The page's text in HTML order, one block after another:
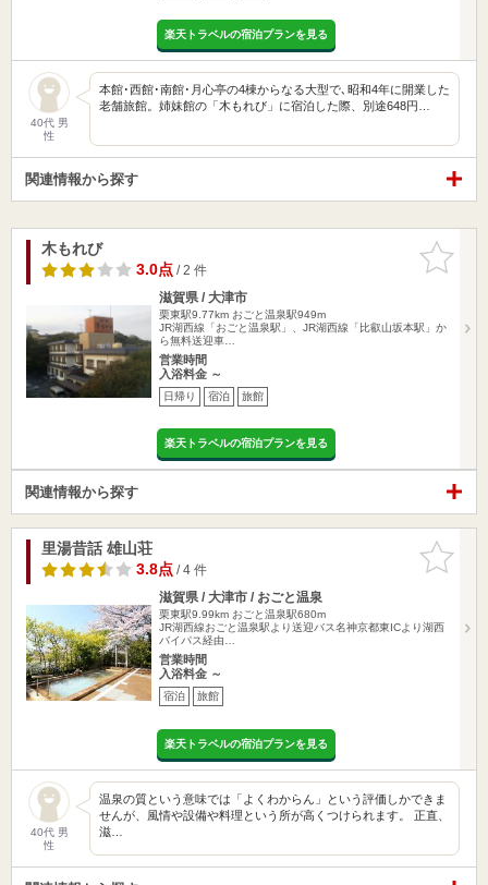
楽天トラベルの宿泊プランを見る
40代 男
性
本館･西館･南館･月心亭の4棟からなる大型で､昭和4年に開業した
老舗旅館。姉妹館の「木もれび」に宿泊した際、別途648円…
関連情報から探す
お気に入
りに追加
木もれび
3.0点/ 2 件
滋賀県 / 大津市
栗東駅9.77km おごと温泉駅949m
JR湖西線「おごと温泉駅」、JR湖西線「比叡山坂本駅」か
ら無料送迎車…
営業時間
入浴料金 ～
日帰り 宿泊 旅館
楽天トラベルの宿泊プランを見る
関連情報から探す
お気に入
りに追加
里湯昔話 雄山荘
3.8点/ 4 件
滋賀県 / 大津市 / おごと温泉
栗東駅9.99km おごと温泉駅680m
JR湖西線おごと温泉駅より送迎バス名神京都東ICより湖西
バイパス経由…
営業時間
入浴料金 ～
宿泊 旅館
楽天トラベルの宿泊プランを見る
40代 男
性
温泉の質という意味では「よくわからん」という評価しかできま
せんが、風情や設備や料理という所が高くつけられます。 正直、
滋…